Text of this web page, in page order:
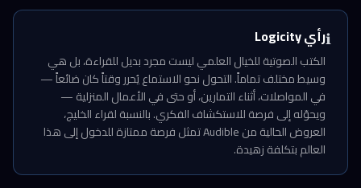
ℹ️رأي Logicity
الكتب الصوتية للخيال العلمي ليست مجرد بديل للقراءة، بل هي
وسيط مختلف تماماً. التحول نحو الاستماع يُحرر وقتاً كان ضائعاً —
في المواصلات، أثناء التمارين، أو حتى في الأعمال المنزلية —
ويحوّله إلى فرصة للاستكشاف الفكري. بالنسبة لقراء الخليج،
العروض الحالية من Audible تمثل فرصة ممتازة للدخول إلى هذا
العالم بتكلفة زهيدة.